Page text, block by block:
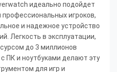
идеально подойдет
профессиональных игроков,
и надежное устройство
Легкость в эксплуатации,
до 3 миллионов
ПК и ноутбуками делают эту
для игр и